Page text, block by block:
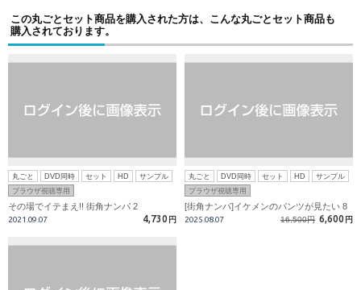
この丸ごとセット商品を購入された方は、こんな丸ごとセット商品も
購入されております。
丸ごと DVD同時 セット HD
サンプル
ブラウザ視聴専用
その場でイテまえ!! 街角ナンパ 2
2021.09.07 4,730 円
丸ごと DVD同時 セット HD
サンプル
ブラウザ視聴専用
[街角ナンパ]イケメンのパンツが見たい 8
2025.08.07 16,500円 6,600 円